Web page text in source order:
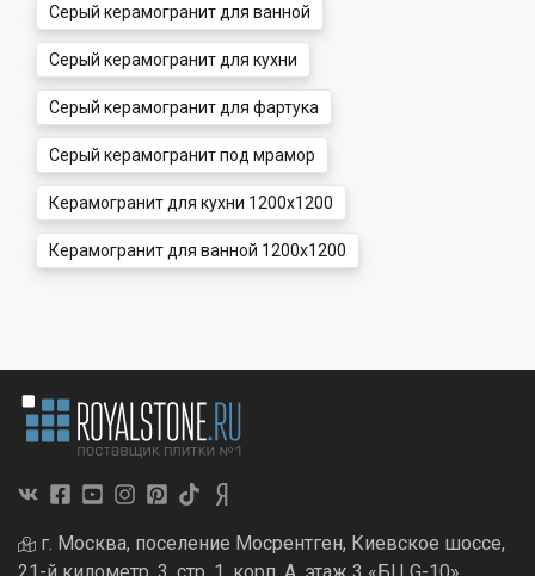
Серый керамогранит для ванной
Серый керамогранит для кухни
Серый керамогранит для фартука
Серый керамогранит под мрамор
Керамогранит для кухни 1200x1200
Керамогранит для ванной 1200x1200
г. Москва, поселение Мосрентген, Киевское шоссе,